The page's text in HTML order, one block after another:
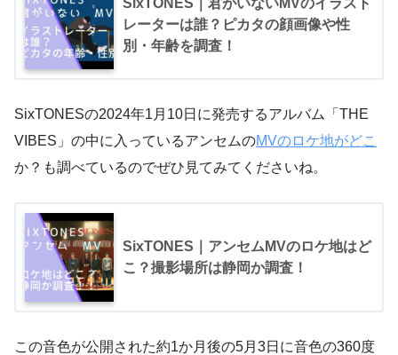
SixTONES｜君がいないMVのイラスト
レーターは誰？ピカタの顔画像や性
別・年齢を調査！
SixTONESの2024年1月10日に発売するアルバム「THE
VIBES」の中に入っているアンセムのMVのロケ地がどこ
か？も調べているのでぜひ見てみてくださいね。
SixTONES｜アンセムMVのロケ地はど
こ？撮影場所は静岡か調査！
この音色が公開された約1か月後の5月3日に音色の360度